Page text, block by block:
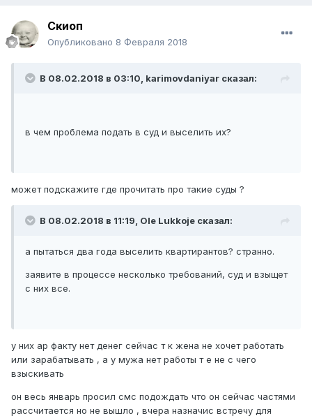
Скиоп
Опубликовано 8 Февраля 2018
В 08.02.2018 в 03:10, karimovdaniyar сказал:
в чем проблема подать в суд и выселить их?
может подскажите где прочитать про такие суды ?
В 08.02.2018 в 11:19, Ole Lukkoje сказал:
а пытаться два года выселить квартирантов? странно.
заявите в процессе несколько требований, суд и взыщет
с них все.
у них ар факту нет денег сейчас т к жена не хочет работать
или зарабатывать , а у мужа нет работы т е не с чего
взыскивать
он весь январь просил смс подождать что он сейчас частями
рассчитается но не вышло , вчера назначис встречу для